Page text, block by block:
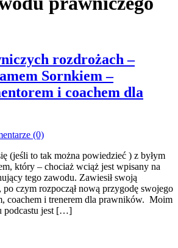
rozdrożach –
Sornkiem –
i coachem dla
(0)
(jeśli to tak można powiedzieć ) z byłym
który – chociaż wciąż jest wpisany na
tego zawodu. Zawiesił swoją
po czym rozpoczął nową przygodę swojego
coachem i trenerem dla prawników. Moim
podcastu jest […]